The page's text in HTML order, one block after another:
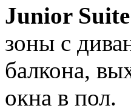
Junior Suite
зоны с
балкона,
окна в пол.